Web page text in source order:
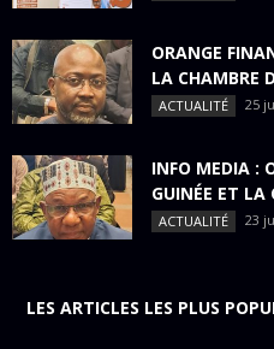
ORANGE
LA CHAMBRE
ACTUALITÉ 25
INFO MEDIA :
GUINÉE ET LA
ACTUALITÉ 23
LES ARTICLES LES PLUS